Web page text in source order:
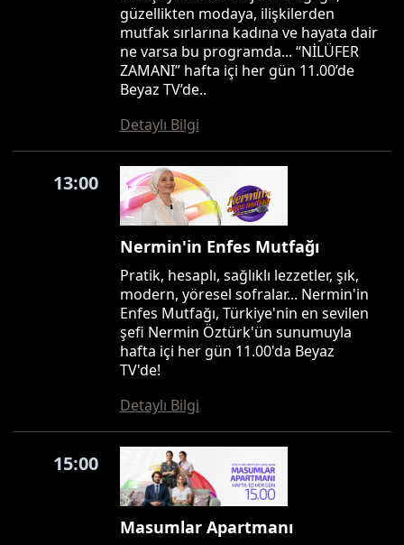
güzellikten modaya, ilişkilerden
mutfak sırlarına kadına ve hayata dair
ne varsa bu programda... “NİLÜFER
ZAMANI” hafta içi her gün 11.00’de
Beyaz TV’de..
Detaylı Bilgi
13:00
Nermin'in Enfes Mutfağı
Pratik, hesaplı, sağlıklı lezzetler, şık,
modern, yöresel sofralar... Nermin'in
Enfes Mutfağı, Türkiye'nin en sevilen
şefi Nermin Öztürk'ün sunumuyla
hafta içi her gün 11.00'da Beyaz
TV'de!
Detaylı Bilgi
15:00
Masumlar Apartmanı